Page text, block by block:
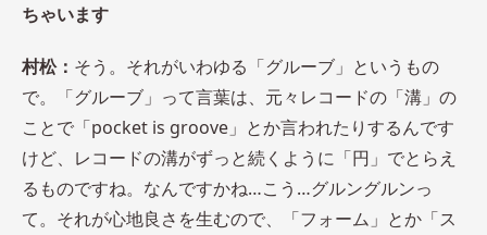
ちゃいます
村松： そう。それがいわゆる「グルーブ」というもの
で。「グルーブ」って言葉は、元々レコードの「溝」の
ことで「pocket is groove」とか言われたりするんです
けど、レコードの溝がずっと続くように「円」でとらえ
るものですね。なんですかね…こう…グルングルンっ
て。それが心地良さを生むので、「フォーム」とか「ス